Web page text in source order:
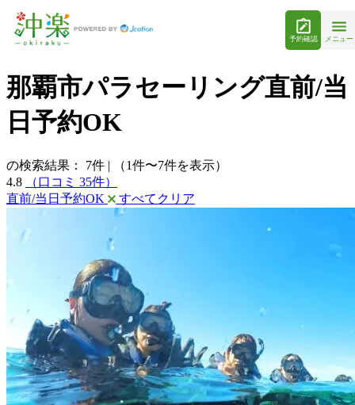
予約確認 メニュー
那覇市パラセーリング直前/当
日予約OK
の検索結果： 7件 |
（1件〜7件を表示）
4.8
（口コミ 35件）
直前/当日予約OK
すべてクリア